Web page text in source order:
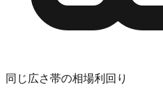
同じ広さ帯の相場利回り